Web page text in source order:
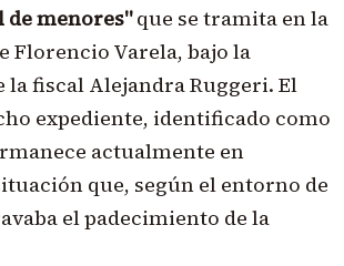
de menores"que se tramita en la
Florencio Varela, bajo la
la fiscal Alejandra Ruggeri. El
expediente, identificado como
actualmente en
que, según el entorno de
el padecimiento de la